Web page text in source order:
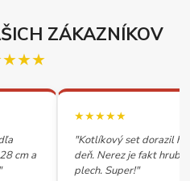
ZÁKAZNÍKOV
cm a
★★★★★
"Kotlíkový set dorazil
deň. Nerez je fakt
plech. Super!"